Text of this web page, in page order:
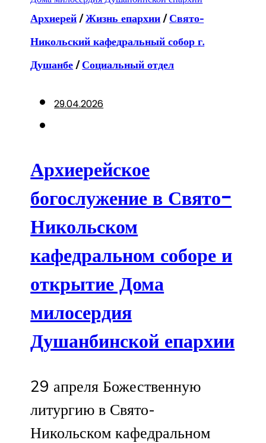
Архиерей /Жизнь епархии /Свято-
Никольский кафедральный собор г.
Душанбе /Социальный отдел
29.04.2026
Архиерейское
богослужение в Свято-
Никольском
кафедральном соборе и
открытие Дома
милосердия
Душанбинской епархии
29 апреля Божественную
литургию в Свято-
Никольском кафедральном